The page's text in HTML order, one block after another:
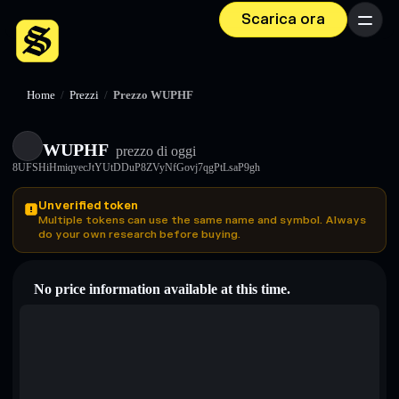
Scarica ora Menu
Home / Prezzi / Prezzo WUPHF
WUPHF prezzo di oggi
8UFSHiHmiqyecJtYUtDDuP8ZVyNfGovj7qgPtLsaP9gh
Unverified token
Multiple tokens can use the same name and symbol. Always
do your own research before buying.
No price information available at this time.